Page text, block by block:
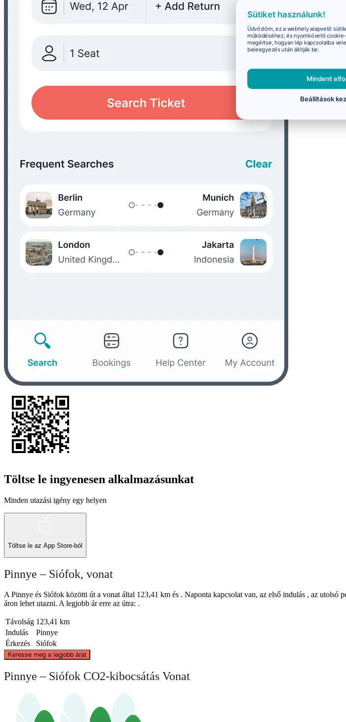
Töltse le ingyenesen alkalmazásunkat
Minden utazási igény egy helyen
Töltse le az App Store-ból
Pinnye – Siófok, vonat
A Pinnye és Siófok közötti út a vonat által 123,41 km és . Naponta kapcsolat van, az első indulás , az utolsó
áron lehet utazni. A legjobb ár erre az útra: .
Távolság 123,41 km
Indulás
Pinnye
Érkezés
Siófok
Keresse meg a legjobb árat
Pinnye – Siófok CO2-kibocsátás Vonat
Sütiket használunk!
Üdvözlöm, ez a webhely alapvető
működéséhez, és nyomkövető
megértse, hogyan lép kapcsolatba
beleegyezés után állítják be.
Mindent
Beállítások